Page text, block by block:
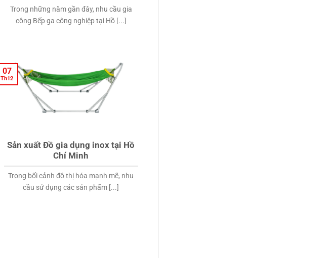
Trong những năm gần đây, nhu cầu gia
công Bếp ga công nghiệp tại Hồ [...]
Sản xuất Đồ gia dụng inox tại Hồ
Chí Minh
Trong bối cảnh đô thị hóa mạnh mẽ, nhu
cầu sử dụng các sản phẩm [...]
07
Th12